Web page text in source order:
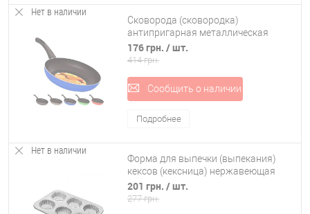
Нет в наличии
Сковорода (сковородка)
антипригарная металлическая
20см Stenson (MH-0279)
176 грн. / шт.
414 грн.
Сообщить о наличии
Подробнее
Нет в наличии
Форма для выпечки (выпекания)
кексов (кексница) нержавеющая
сталь Stenson Галактика (MH-0546)
201 грн. / шт.
277 грн.